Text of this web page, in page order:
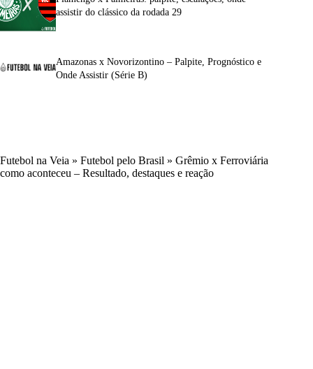
assistir do clássico da rodada 29
Amazonas x Novorizontino – Palpite, Prognóstico e
Onde Assistir (Série B)
Futebol na Veia » Futebol pelo Brasil » Grêmio x Ferroviária
como aconteceu – Resultado, destaques e reação